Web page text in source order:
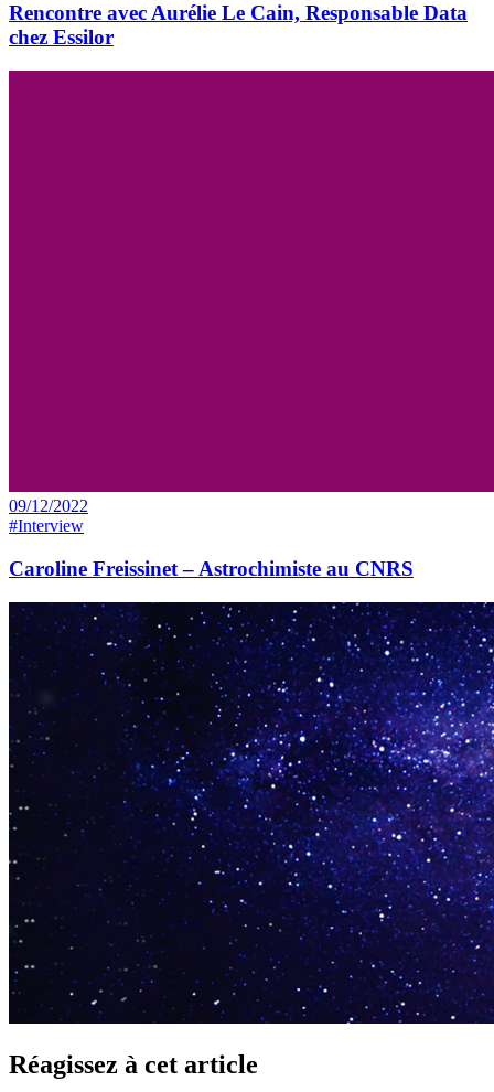
Rencontre avec Aurélie Le Cain, Responsable Data
chez Essilor
09/12/2022
#Interview
Caroline Freissinet – Astrochimiste au CNRS
Réagissez à cet article